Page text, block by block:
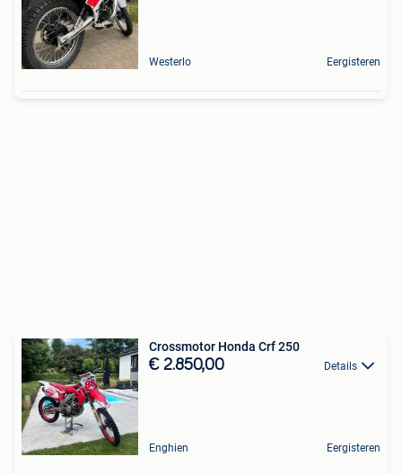
Westerlo Eergisteren
Crossmotor Honda Crf 250
€ 2.850,00 Details
Enghien Eergisteren